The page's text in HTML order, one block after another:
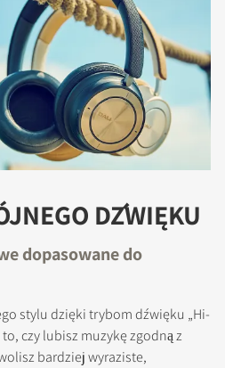
DŹWIĘKU
dopasowane do
stylu dzięki trybom dźwięku „Hi-
to, czy lubisz muzykę zgodną z
bardziej wyraziste,